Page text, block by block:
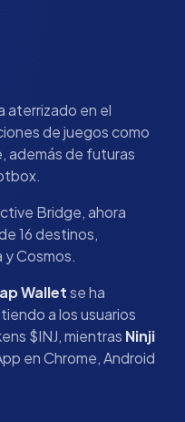
aterrizado en el
de juegos como
además de futuras
Bridge, ahora
16 destinos,
y Cosmos.
Walletse ha
a los usuarios
$INJ, mientras Ninji
en Chrome, Android